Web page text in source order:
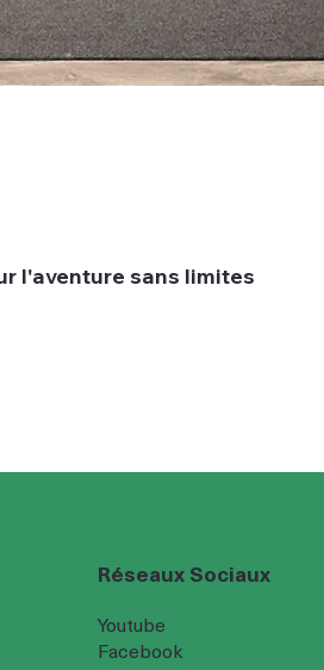
l'aventure sans limites
Youtube
Facebook
Réseaux Sociaux